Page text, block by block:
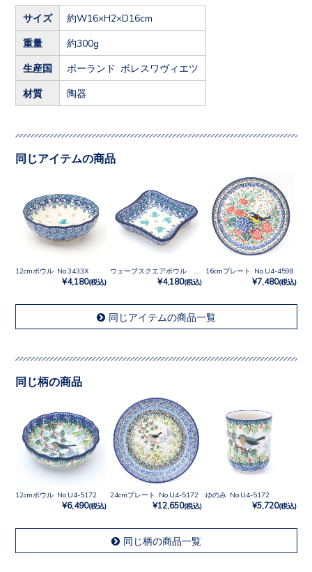
サイズ 約W16×H2×D16cm
重量 約300g
生産国 ポーランド ボレスワヴィエツ
材質 陶器
同じアイテムの商品
12cmボウル No.3433X
¥4,180(税込) ¥4,180(税込)
16cmプレート No.U4-4598
¥7,480(税込)
同じアイテムの商品一覧
同じ柄の商品
12cmボウル No.U4-5172
¥6,490(税込)
24cmプレート No.U4-5172
¥12,650(税込)
ゆのみ No.U4-5172
¥5,720(税込)
同じ柄の商品一覧